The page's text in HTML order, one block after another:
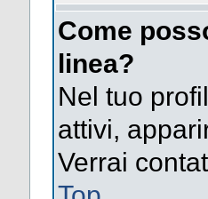
Come
linea?
Nel tuo
attivi,
Verrai